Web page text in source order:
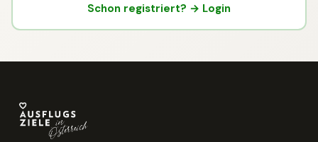
Schon registriert? → Login